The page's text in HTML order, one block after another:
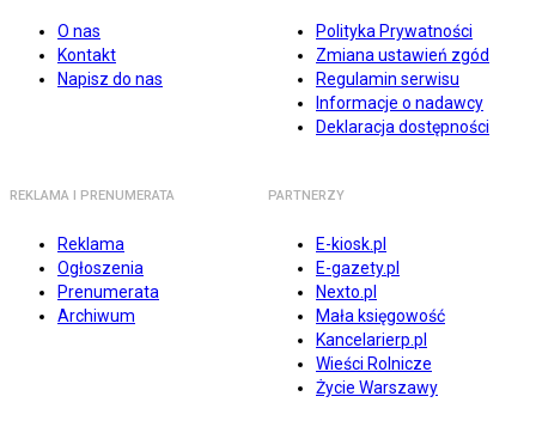
O nas
Kontakt
Napisz do nas
Polityka Prywatności
Zmiana ustawień zgód
Regulamin serwisu
Informacje o nadawcy
Deklaracja dostępności
REKLAMA I PRENUMERATA
Reklama
Ogłoszenia
Prenumerata
Archiwum
PARTNERZY
E-kiosk.pl
E-gazety.pl
Nexto.pl
Mała księgowość
Kancelarierp.pl
Wieści Rolnicze
Życie Warszawy